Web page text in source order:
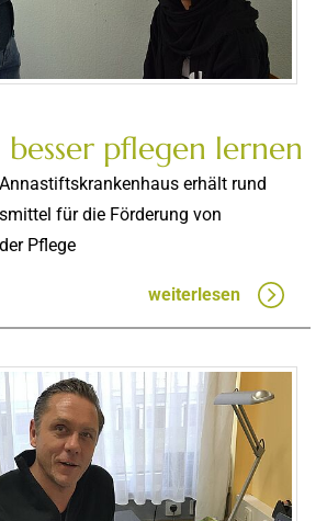
pflegen lernen
erhält rund
für die Förderung von
Pflege
weiterlesen